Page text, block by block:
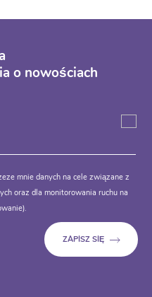
o nowościach
mnie danych na cele związane z
oraz dla monitorowania ruchu na